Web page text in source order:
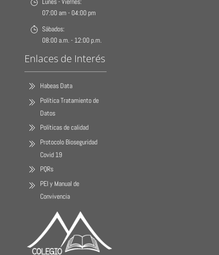
07:00 am - 04:00 pm
Sábados:
08:00 a.m. - 12:00 p.m.
Enlaces de Interés
Habeas Data
Política Tratamiento de
Datos
Políticas de calidad
Protocolo Bioseguridad
Covid 19
PQRs
PEI y Manual de
Convivencia